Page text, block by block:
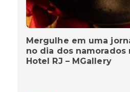
Mergulhe em uma
no dia dos namorados
Hotel RJ – MGallery